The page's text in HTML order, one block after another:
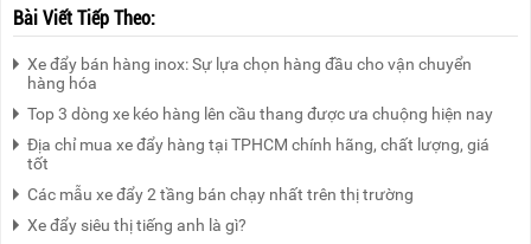
Bài Viết Tiếp Theo:
Xe đẩy bán hàng inox: Sự lựa chọn hàng đầu cho vận chuyển
hàng hóa
Top 3 dòng xe kéo hàng lên cầu thang được ưa chuộng hiện nay
Địa chỉ mua xe đẩy hàng tại TPHCM chính hãng, chất lượng, giá
tốt
Các mẫu xe đẩy 2 tầng bán chạy nhất trên thị trường
Xe đẩy siêu thị tiếng anh là gì?